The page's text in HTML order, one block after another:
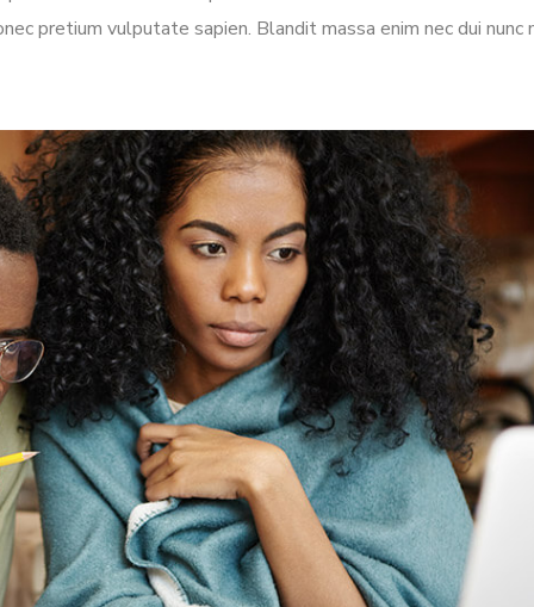
pretium vulputate sapien. Blandit massa enim nec dui nunc